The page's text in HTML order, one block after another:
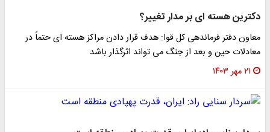
دکترین هسته ای بر مدار تغییر؟
معاون دفتر فرماندهی کل قوا: هدف قرار دادن مراکز هسته ای حتماً در
معادلات حین و بعد از جنگ می تواند اثرگذار باشد
۲۱ مهر ۱۴۰۳